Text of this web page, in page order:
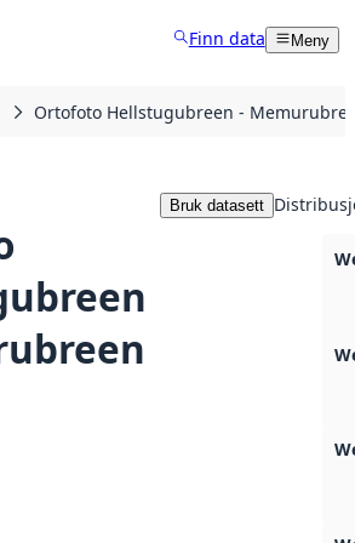
Finn data Meny
Ortofoto Hellstugubreen -
Bruk datasett